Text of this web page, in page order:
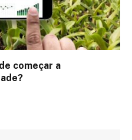
começar a